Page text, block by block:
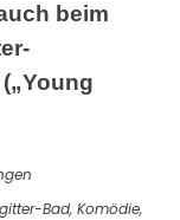
beim
Bad, Komödie,